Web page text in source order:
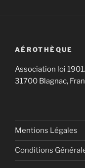
AÉROTHÈQUE
Association loi
31700 Blagnac,
Mentions Légales
Conditions